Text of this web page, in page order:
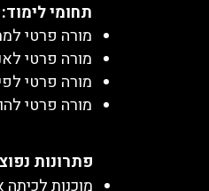
תחומי לימוד:
מורה פרטי
מורה פרטי
מורה פרטי
מורה פרטי
​פתרונות
מוכנות לכיתה